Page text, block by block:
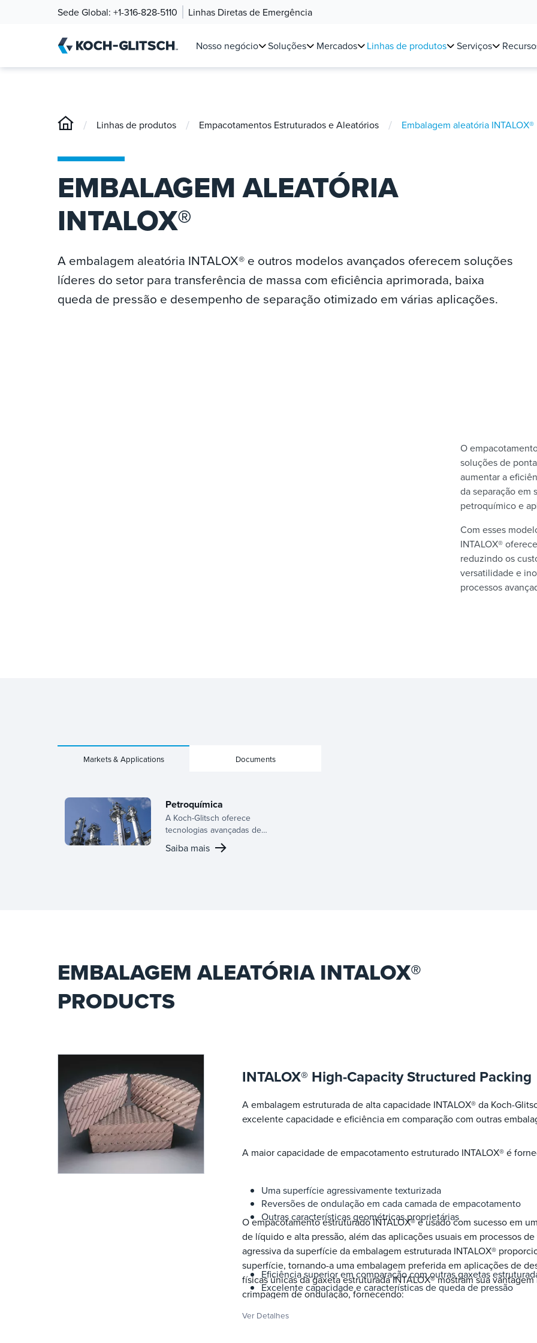
Sede Global: +1-316-828-5110 Linhas Diretas de Emergência
Nosso negócio Soluções Mercados Linhas de produtos Serviços
/ Linhas de produtos / Empacotamentos Estruturados e Aleatórios / Embalagem aleatória INTALOX®
EMBALAGEM ALEATÓRIA
INTALOX®
A embalagem aleatória INTALOX® e outros modelos avançados oferecem soluções
líderes do setor para transferência de massa com eficiência aprimorada, baixa
queda de pressão e desempenho de separação otimizado em várias aplicações.
O
soluções de
aumentar a
da separação em
petroquímico e
Com esses
INTALOX®
reduzindo os
versatilidade e
processos
Markets & Applications Documents
Petroquímica
A Koch-Glitsch oferece
tecnologias avançadas de
transferência de massa e
separação de fases para
Saiba mais
EMBALAGEM ALEATÓRIA INTALOX®
PRODUCTS
INTALOX® High-Capacity Structured Packing
A embalagem estruturada de alta capacidade INTALOX® da Koch-
excelente capacidade e eficiência em comparação com outras
A maior capacidade de empacotamento estruturado INTALOX® é
Uma superfície agressivamente texturizada
Reversões de ondulação em cada camada de empacotamento
Outras características geométricas proprietárias
O empacotamento estruturado INTALOX® é usado com sucesso em
de líquido e alta pressão, além das aplicações usuais em processos
agressiva da superfície da embalagem estruturada INTALOX®
superfície, tornando-a uma embalagem preferida em aplicações de
físicas únicas da gaxeta estruturada INTALOX® mostram sua
crimpagem de ondulação, fornecendo:
Eficiência superior em comparação com outras gaxetas
Excelente capacidade e características de queda de pressão
Ver Detalhes